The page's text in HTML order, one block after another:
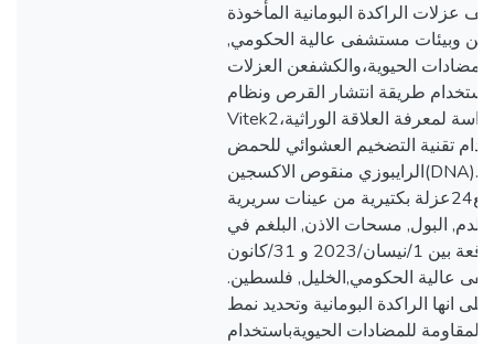
عزلات الراكدة البومانية المأخوذة
وبيئات مستشفى عالية الحكومي,
الحيوية،والكشفعن العزلات
باستخدام طريقة انتشار القرص ونظام
Vitek2،كما وهدفت هذه الدراسة لمعرفة العلاقة الوراثية
تقنية التضخيم العشوائي للحمض
الرايبوزي منقوص الاكسجين(DNA). منهجية البحث:لاجراء
هذه الدراسة, تم جمع24عزلة بكتيرية من عينات سريرية
البول, مسحات الاذن, البلغم في
الفترة الزمنية الواقعة بين 1/نيسان/2023 و 31/كانون
من مستشفى عالية الحكومي,الخليل, فلسطين.
انها الراكدة البومانية وتحديد نمط
المقاومة للمضادات الحيويةباستخدامVitek2, اضافة الى ذلك